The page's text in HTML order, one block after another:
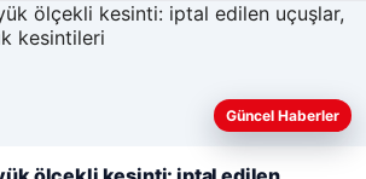
daha iyi anlayabilmek,
Güncel Haberler